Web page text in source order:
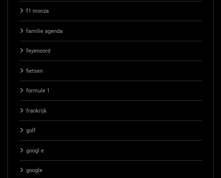
f1 monza
familie agenda
feyenoord
fietsen
formule 1
frankrijk
golf
googl e
google